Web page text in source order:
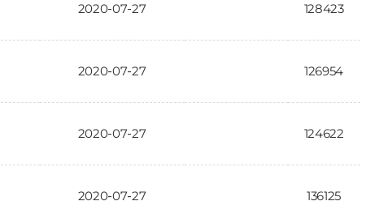
2020-07-27 128423
2020-07-27 126954
2020-07-27 124622
2020-07-27 136125